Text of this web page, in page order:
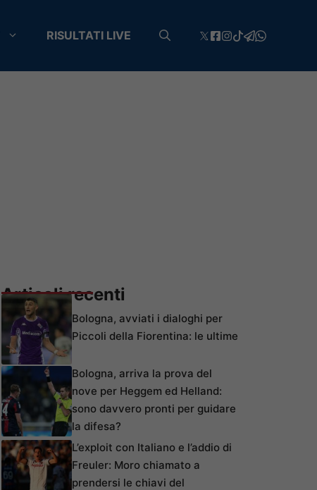
RISULTATI LIVE
Articoli recenti
Bologna, avviati i dialoghi per
Piccoli della Fiorentina: le ultime
Bologna, arriva la prova del
nove per Heggem ed Helland:
sono davvero pronti per guidare
la difesa?
L’exploit con Italiano e l’addio di
Freuler: Moro chiamato a
prendersi le chiavi del